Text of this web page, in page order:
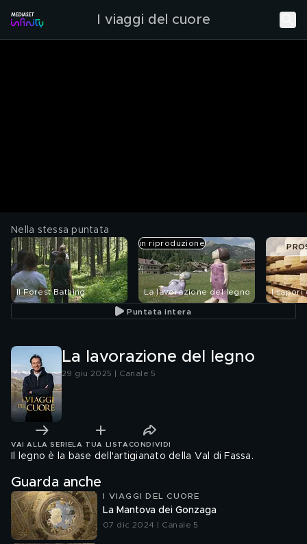
I viaggi del cuore
Nella stessa puntata
Il Forest Bathing
in riproduzione
La lavorazione del legno I sapori
Puntata intera
La lavorazione del legno
29 giu 2025 | Canale 5
VAI ALLA SERIE LA TUA LISTA CONDIVIDI
Il legno è la base dell'artigianato della Val di Fassa.
Guarda anche
I VIAGGI DEL CUORE
La Mantova dei Gonzaga
07 dic 2024 | Canale 5